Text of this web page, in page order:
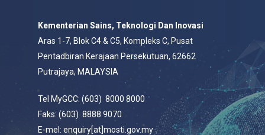
Kementerian Sains, Teknologi Dan Inovasi
Aras 1-7, Blok C4 & C5, Kompleks C, Pusat
Pentadbiran Kerajaan Persekutuan, 62662
Putrajaya, MALAYSIA
Tel MyGCC: (603) 8000 8000
Faks: (603) 8888 9070
E-mel: enquiry[at]mosti.gov.my